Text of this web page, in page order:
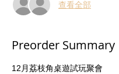
查看全部
Preorder Summary
12月荔枝角桌遊試玩聚會